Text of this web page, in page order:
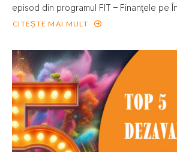
episod din programul FIT – Finanţele pe
CITEȘTE MAI MULT